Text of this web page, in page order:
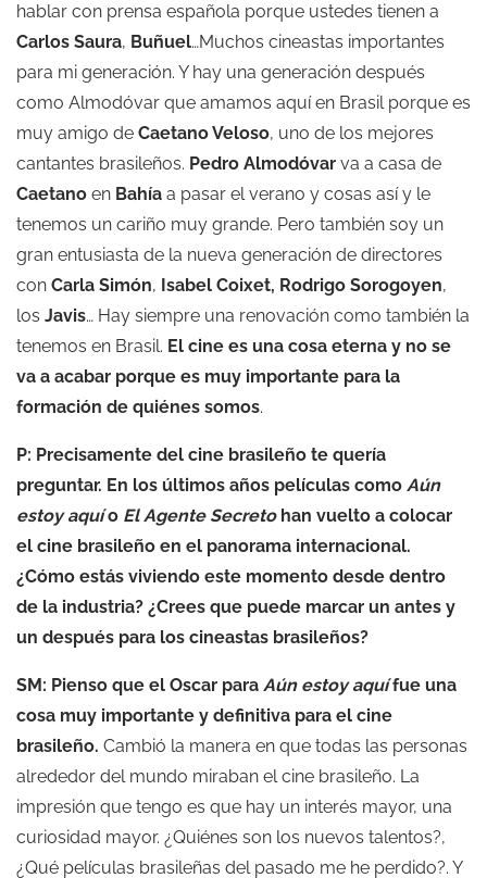
hablar con prensa española porque ustedes tienen a
Carlos Saura, Buñuel…Muchos cineastas importantes
para mi generación. Y hay una generación después
como Almodóvar que amamos aquí en Brasil porque es
muy amigo de Caetano Veloso, uno de los mejores
cantantes brasileños. Pedro Almodóvar va a casa de
Caetano en Bahía a pasar el verano y cosas así y le
tenemos un cariño muy grande. Pero también soy un
gran entusiasta de la nueva generación de directores
con Carla Simón, Isabel Coixet, Rodrigo Sorogoyen,
los Javis… Hay siempre una renovación como también la
tenemos en Brasil. El cine es una cosa eterna y no se
va a acabar porque es muy importante para la
formación de quiénes somos.
P: Precisamente del cine brasileño te quería
preguntar. En los últimos años películas como Aún
estoy aquío El Agente Secretohan vuelto a colocar
el cine brasileño en el panorama internacional.
¿Cómo estás viviendo este momento desde dentro
de la industria? ¿Crees que puede marcar un antes y
un después para los cineastas brasileños?
SM: Pienso que el Oscar para Aún estoy aquífue una
cosa muy importante y definitiva para el cine
brasileño. Cambió la manera en que todas las personas
alrededor del mundo miraban el cine brasileño. La
impresión que tengo es que hay un interés mayor, una
curiosidad mayor. ¿Quiénes son los nuevos talentos?,
¿Qué películas brasileñas del pasado me he perdido?. Y